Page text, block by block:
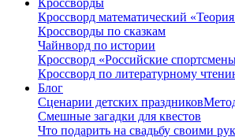
Кроссворды
Кроссворд математический
Кроссворды по сказкам
Чайнворд по истории
Кроссворд «Российские
Кроссворд по литературному
Блог
Сценарии детских праздников
Смешные загадки для квестов
Что подарить на свадьбу своими